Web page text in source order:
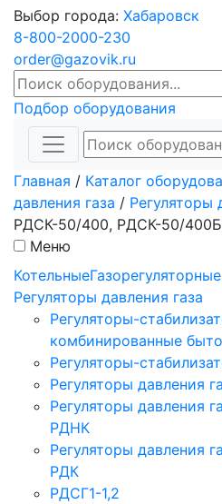
Выбор города: Хабаровск
8-800-2000-230
order@gazovik.ru
Подбор оборудования
Главная / Каталог
давления газа / Регуляторы
РДСК-50/400, РДСК-50/
Меню
Котельные
Регуляторы давления газа
Регуляторы-
комбинированные
Регуляторы-
Регуляторы давления
Регуляторы давления
РДНК
Регуляторы давления
РДК
РДСГ1-1,2